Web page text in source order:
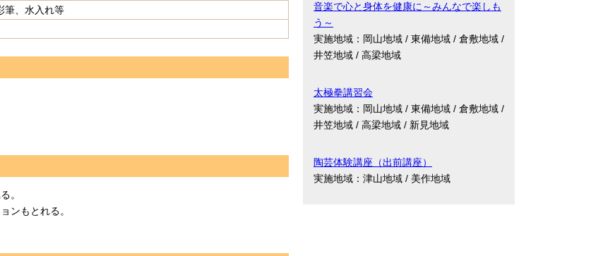
筆、水入れ等
。
ンもとれる。
音楽で心と身体を健康に～みんなで楽しも
う～
実施地域：岡山地域 / 東備地域 / 倉敷地域 /
井笠地域 / 高梁地域
太極拳講習会
実施地域：岡山地域 / 東備地域 / 倉敷地域 /
井笠地域 / 高梁地域 / 新見地域
陶芸体験講座（出前講座）
実施地域：津山地域 / 美作地域